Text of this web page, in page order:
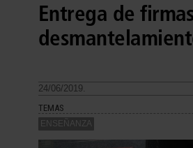
Entrega de
24/06/2019.
TEMAS
ENSEÑANZA